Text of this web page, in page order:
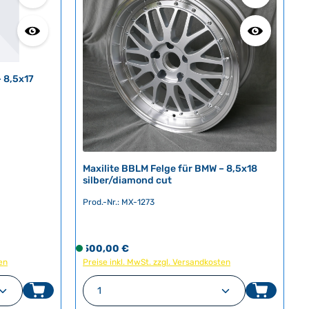
um die Anzahl zu erhöhen oder zu
benutze die Schaltflächen um die
8,5x17
den gewünschten Wert ein oder
Maxilite BBLM Felge für BMW – 8,5x18
silber/diamond cut
Prod.-Nr.: MX-1273
Regulärer Preis:
S
o
f
r
500,00 €
Preise inkl. MwSt. zzgl. Versandkosten
Produkt Anzahl: Gib den